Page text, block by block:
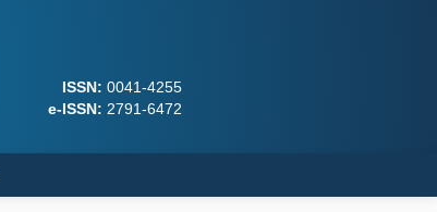
ISSN: 0041-4255
e-ISSN: 2791-6472